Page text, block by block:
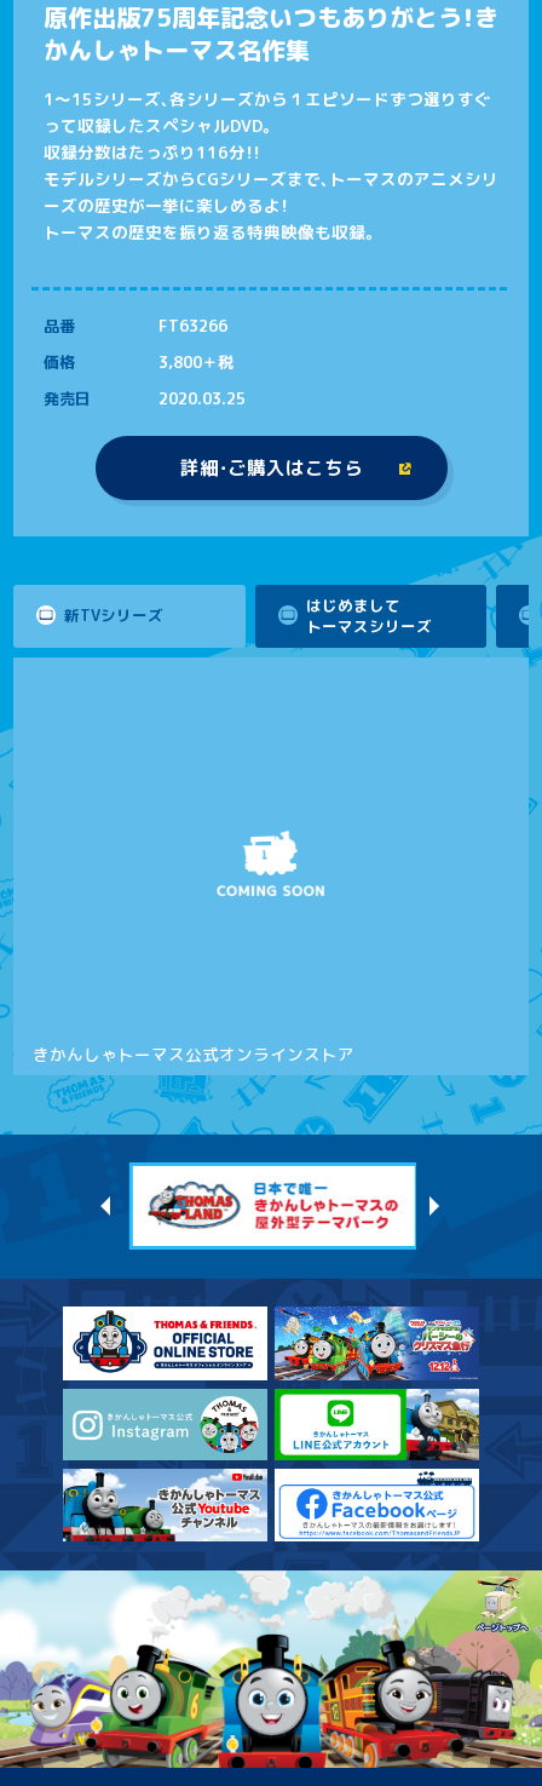
原作出版75周年記念いつもありがとう！き
かんしゃトーマス名作集
1～15シリーズ、各シリーズから１エピソードずつ選りすぐ
って収録したスペシャルDVD。
収録分数はたっぷり116分！！
モデルシリーズからCGシリーズまで、トーマスのアニメシリ
ーズの歴史が一挙に楽しめるよ！
トーマスの歴史を振り返る特典映像も収録。
品番
FT63266
価格
3,800＋税
発売日
2020.03.25
詳細・ご購入はこちら
新TVシリーズ
はじめまして
トーマスシリーズ
きかんしゃトーマス公式オンラインストア